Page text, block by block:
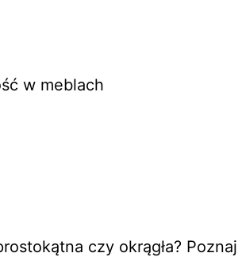
w meblach
czy okrągła?